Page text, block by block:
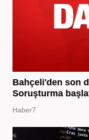
Bahçeli'den son
Soruşturma
Haber7